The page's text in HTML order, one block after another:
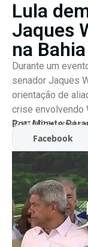
Lula
Jaques
na Bahia
Durante um
senador Jaques
orientação de
crise envolvendo
Por:Minuto
02/07/2026
Facebook